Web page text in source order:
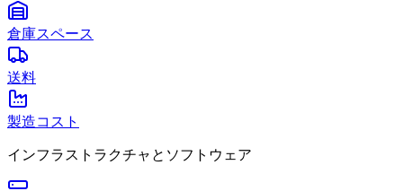
倉庫スペース
送料
製造コスト
インフラストラクチャとソフトウェア